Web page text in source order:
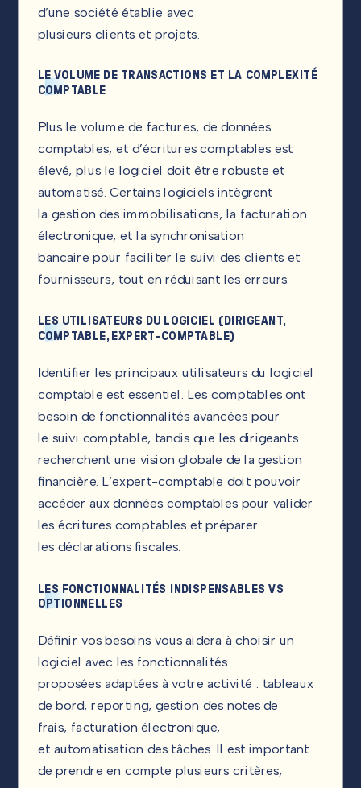
d’une société établie avec
plusieurs clients et projets.
LE VOLUME DE TRANSACTIONS ET LA COMPLEXITÉ
COMPTABLE
Plus le volume de factures, de données
comptables, et d’écritures comptables est
élevé, plus le logiciel doit être robuste et
automatisé. Certains logiciels intègrent
la gestion des immobilisations, la facturation
électronique, et la synchronisation
bancaire pour faciliter le suivi des clients et
fournisseurs, tout en réduisant les erreurs.
LES UTILISATEURS DU LOGICIEL (DIRIGEANT,
COMPTABLE, EXPERT-COMPTABLE)
Identifier les principaux utilisateurs du logiciel
comptable est essentiel. Les comptables ont
besoin de fonctionnalités avancées pour
le suivi comptable, tandis que les dirigeants
recherchent une vision globale de la gestion
financière. L’expert-comptable doit pouvoir
accéder aux données comptables pour valider
les écritures comptables et préparer
les déclarations fiscales.
LES FONCTIONNALITÉS INDISPENSABLES VS
OPTIONNELLES
Définir vos besoins vous aidera à choisir un
logiciel avec les fonctionnalités
proposées adaptées à votre activité : tableaux
de bord, reporting, gestion des notes de
frais, facturation électronique,
et automatisation des tâches. Il est important
de prendre en compte plusieurs critères,